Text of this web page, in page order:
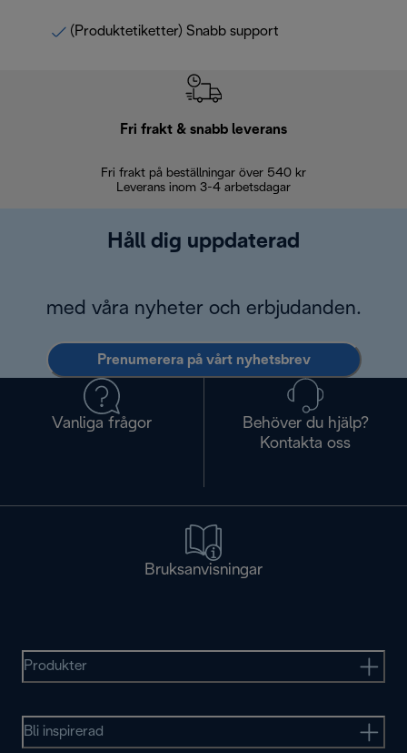
(Produktetiketter) Snabb support
Fri frakt & snabb leverans
Fri frakt på beställningar över 540 kr
Leverans inom 3-4 arbetsdagar
Håll dig uppdaterad
med våra nyheter och erbjudanden.
Prenumerera på vårt nyhetsbrev
Vanliga frågor
Behöver du hjälp?
Kontakta oss
Bruksanvisningar
Produkter
Bli inspirerad